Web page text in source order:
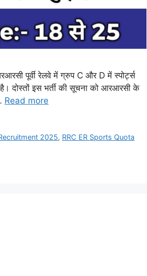
पूर्वी रेलवे में ग्रुप C और D में स्पोर्ट्स
है। दोस्तों इस भर्ती की सूचना को आरआरसी के
Read more
2025, RRC ER Sports Quota